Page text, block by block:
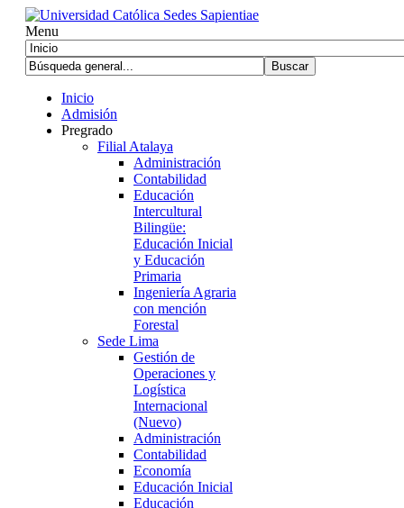
Menu
Inicio
Admisión
Pregrado
Filial Atalaya
Administración
Contabilidad
Educación
Intercultural
Bilingüe:
Educación Inicial
y Educación
Primaria
Ingeniería Agraria
con mención
Forestal
Sede Lima
Gestión de
Operaciones y
Logística
Internacional
(Nuevo)
Administración
Contabilidad
Economía
Educación Inicial
Educación